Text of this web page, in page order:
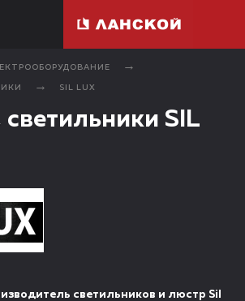
SIL LUX
SIL
светильников и люстр Sil